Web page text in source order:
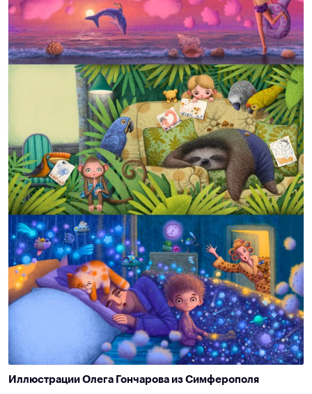
Иллюстрации Олега Гончарова из Симферополя